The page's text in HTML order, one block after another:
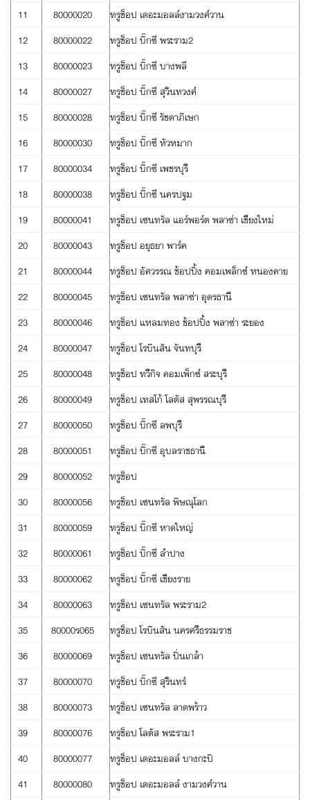
11 80000020
ทรูช็อป เดอะมอลล์งามวงศ์วาน
12
80000022
ทรูช็อป บิ๊กซี พระราม2
13
80000023
ทรูช็อป บิ๊กซี บางพลี
14
80000027
ทรูช็อป บิ๊กซี สุวินทวงศ์
15
80000028
ทรูช็อป บิ๊กซี รัชดาภิเษก
16
80000030
ทรูช็อป บิ๊กซี หัวหมาก
17
80000034
ทรูช็อป บิ๊กซี เพชรบุรี
18
80000038
ทรูช็อป บิ๊กซี นครปฐม
19
80000041
ทรูช็อป เซนทรัล แอร์พอร์ต พลาซ่า เชียงใหม่
20
80000043
ทรูช็อป อยุธยา พาร์ค
21
80000044
ทรูช็อป อัศวรรณ ช้อปปิ้ง คอมเพล็กซ์ หนองคาย
22
80000045
ทรูช็อป เซนทรัล พลาซ่า อุดรธานี
23
80000046
ทรูช็อป แหลมทอง ช้อปปิ้ง พลาซ่า ระยอง
24
80000047
ทรูช็อป โรบินสัน จันทบุรี
25
80000048
ทรูช็อป ทวีกิจ คอมเพ็กซ์ สระบุรี
26
80000049
ทรูช็อป เทสโก้ โลตัส สุพรรณบุรี
27
80000050
ทรูช็อป บิ๊กซี ลพบุรี
28
80000051
ทรูช็อป บิ๊กซี อุบลราชธานี
29
80000052
ทรูช็อป
30
80000056
ทรูช็อป เซนทรัล พิษณุโลก
31
80000059
ทรูช็อป บิ๊กซี หาดใหญ่
32
80000061
ทรูช็อป บิ๊กซี ลำปาง
33
80000062
ทรูช็อป บิ๊กซี เชียงราย
34
80000063
ทรูช็อป เซนทรัล พระราม2
35
80000ร065
ทรูช็อป โรบินสัน นครศรีธรรมราช
36
80000069
ทรูช็อป เซนทรัล ปิ่นเกล้า
37
80000070
ทรูช็อป บิ๊กซี สุรินทร์
38
80000073
ทรูช็อป เซนทรัล ลาดพร้าว
39
80000076
ทรูช็อป โลตัส พระราม1
40
80000077
ทรูช็อป เดอะมอลล์ บางกะปิ
41
80000080
ทรูช็อป เดอะมอลล์ งามวงศ์วาน